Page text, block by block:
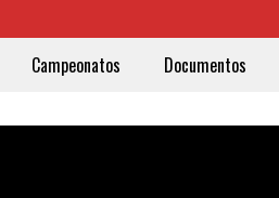
Campeonatos Documentos